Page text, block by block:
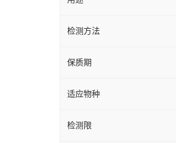
检测方法
保质期
适应物种
检测限